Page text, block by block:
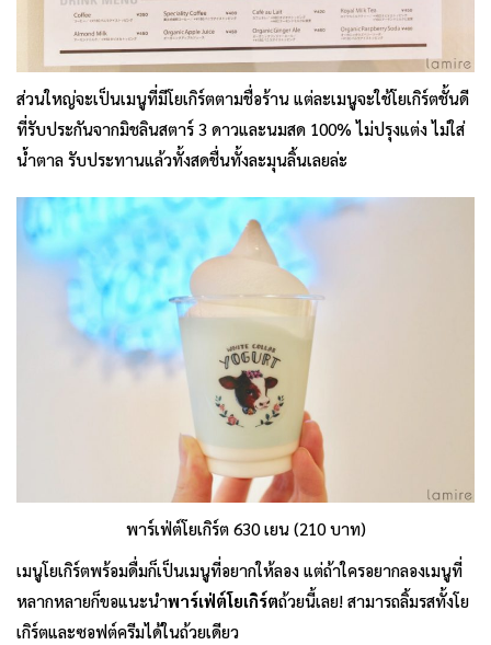
ส่วนใหญ่จะเป็นเมนูที่มีโยเกิร์ตตามชื่อร้าน แต่ละเมนูจะใช้โยเกิร์ตชั้นดี
ที่รับประกันจากมิชลินสตาร์ 3 ดาวและนมสด 100% ไม่ปรุงแต่ง ไม่ใส่
น้ำตาล รับประทานแล้วทั้งสดชื่นทั้งละมุนลิ้นเลยล่ะ
พาร์เฟ่ต์โยเกิร์ต 630 เยน (210 บาท)
เมนูโยเกิร์ตพร้อมดื่มก็เป็นเมนูที่อยากให้ลอง แต่ถ้าใครอยากลองเมนูที่
หลากหลายก็ขอแนะนำพาร์เฟ่ต์โยเกิร์ตถ้วยนี้เลย! สามารถลิ้มรสทั้งโย
เกิร์ตและซอฟต์ครีมได้ในถ้วยเดียว